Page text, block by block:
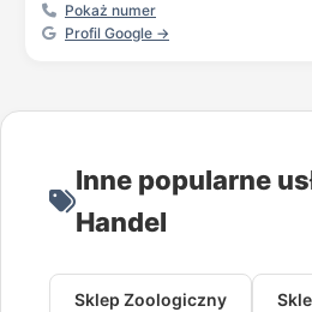
Pokaż numer
Profil Google →
Inne popularne
Handel
Sklep Zoologiczny